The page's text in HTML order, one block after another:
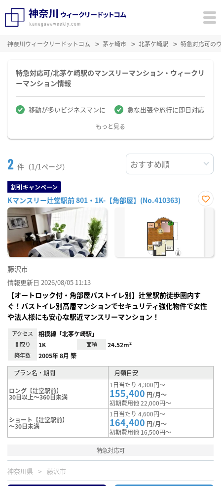
神奈川ウィークリードットコム 茅ヶ崎市 北茅ケ崎駅 特急対応可の
特急対応可/北茅ケ崎駅のマンスリーマンション・ウィークリ
ーマンション情報
移動が多いビジネスマンに 急な出張や旅行に即日対応
もっと見る
2 件（1/1ページ）
割引キャンペーン
Kマンスリー辻堂駅前 801・1K-【角部屋】(No.410363)
お気
藤沢市
情報更新日 2026/08/05 11:13
【オートロック付・角部屋バストイレ別】辻堂駅前徒歩圏内す
ぐ！バストイレ別高層マンションでセキュリティ強化物件で女性
や法人様にも安心な駅近マンスリーマンション！
アクセス 相模線「北茅ケ崎駅」
間取り 1K 面積 24.52m²
築年数 2005年 8月 築
プラン名・期間 月額目安
ロング【辻堂駅前】
30日以上～360日未満
1日当たり 4,300円～
155,400 円/月～
初期費用他 22,000円～
ショート【辻堂駅前】
～30日未満
1日当たり 4,600円～
164,400 円/月～
初期費用他 16,500円～
特急対応可
神奈川県 藤沢市